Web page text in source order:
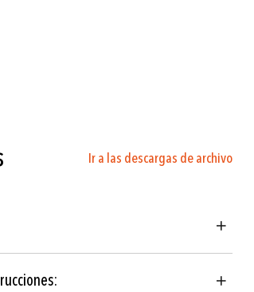
Ir a las descargas de archivo